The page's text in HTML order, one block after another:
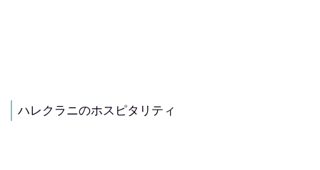
ハレクラニのホスピタリティ